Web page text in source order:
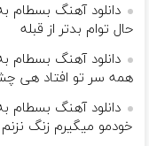
دانلود آهنگ بسطام
حال توام بدتر از قبله
دانلود آهنگ بسطام
همه سر تو افتاد هی
دانلود آهنگ بسطام
خودمو میگیرم زنگ